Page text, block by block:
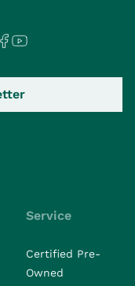
Service
Certified Pre-
Owned